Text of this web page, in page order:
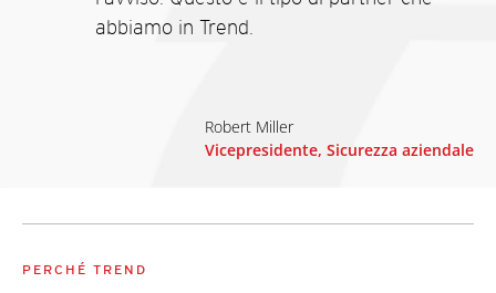
abbiamo in Trend.
Robert Miller
Vicepresidente, Sicurezza aziendale
PERCHÉ TREND